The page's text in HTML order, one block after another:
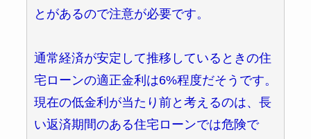
とがあるので注意が必要です。
通常経済が安定して推移しているときの住
宅ローンの適正金利は6%程度だそうです。
現在の低金利が当たり前と考えるのは、長
い返済期間のある住宅ローンでは危険で